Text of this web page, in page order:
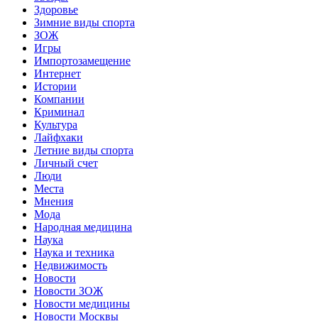
Здоровье
Зимние виды спорта
ЗОЖ
Игры
Импортозамещение
Интернет
Истории
Компании
Криминал
Культура
Лайфхаки
Летние виды спорта
Личный счет
Люди
Места
Мнения
Мода
Народная медицина
Наука
Наука и техника
Недвижимость
Новости
Новости ЗОЖ
Новости медицины
Новости Москвы